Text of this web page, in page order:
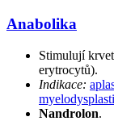
Anabolika
Stimulují
erytrocytů).
Indikace:
Nandrolon.